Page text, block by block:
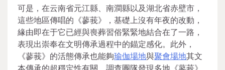
可是，在云南省元江縣、南澗縣以及湖北省赤壁市，
這些地區傳唱的《蓼莪》，基礎上沒有年夜的改動，
緣由即在于它已經與喪葬習俗緊緊地結合在了一路，
表現出崇奉在文明傳承過程中的錨定感化。此外，
《蓼莪》的活態傳承也能夠瑜伽場地與聚會場地其文